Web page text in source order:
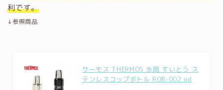
利です。
↓参照商品
サーモス THERMOS 水筒 すいとう ス
テンレスコップボトル ROB-002 od